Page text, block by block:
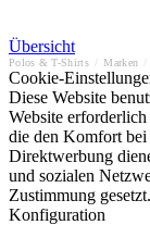
Übersicht
Polos & T-Shirts Marken
Cookie-
Diese Website
Website
die den Komfort bei
Direktwerbung
und sozialen
Zustimmung gesetzt.
Konfiguration